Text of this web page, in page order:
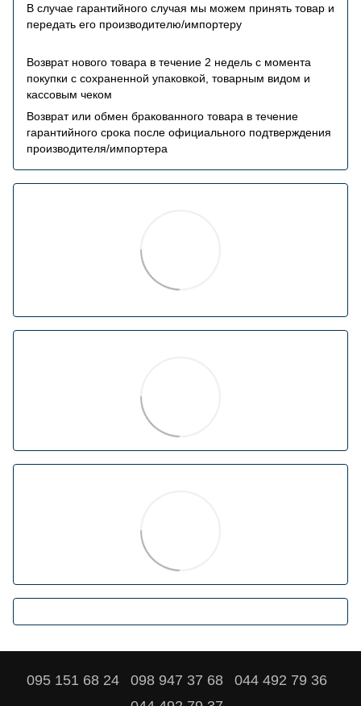
В случае гарантийного случая мы можем принять товар и
передать его производителю/импортеру
Возврат нового товара в течение 2 недель с момента
покупки с сохраненной упаковкой, товарным видом и
кассовым чеком
Возврат или обмен бракованного товара в течение
гарантийного срока после официального подтверждения
производителя/импортера
095 151 68 24 098 947 37 68
044 492 79 36